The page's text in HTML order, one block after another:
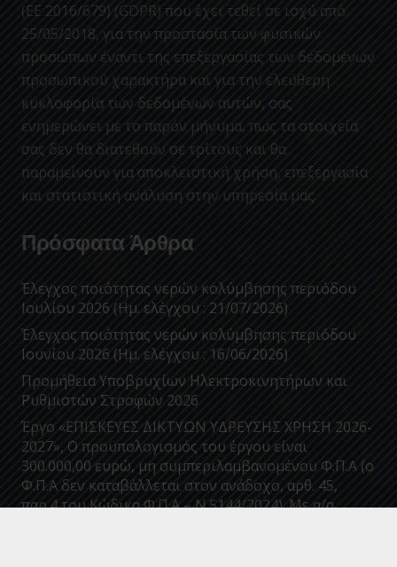
(ΕΕ 2016/679) (GDPR) που έχει τεθεί σε ισχύ από
25/05/2018, για την προστασία των φυσικών
προσώπων έναντι της επεξεργασίας των δεδομένων
προσωπικού χαρακτήρα και για την ελεύθερη
κυκλοφορία των δεδομένων αυτών, σας
ενημερώνει με το παρόν μήνυμα, πως τα στοιχεία
σας δεν θα διατεθούν σε τρίτους και θα
παραμείνουν για αποκλειστική χρήση, επεξεργασία
και στατιστική ανάλυση στην υπηρεσία μας.
Πρόσφατα Άρθρα
Έλεγχος ποιότητας νερών κολύμβησης περιόδου
Ιουλίου 2026 (Ημ. ελέγχου : 21/07/2026)
Έλεγχος ποιότητας νερών κολύμβησης περιόδου
Ιουνίου 2026 (Ημ. ελέγχου : 16/06/2026)
Προμήθεια Υποβρυχίων Ηλεκτροκινητήρων και
Ρυθμιστών Στροφών 2026
Έργο «ΕΠΙΣΚΕΥΕΣ ΔΙΚΤΥΩΝ ΥΔΡΕΥΣΗΣ ΧΡΗΣΗ 2026-
2027», Ο προϋπολογισμός του έργου είναι
300.000,00 ευρώ, μη συμπεριλαμβανομένου Φ.Π.Α (ο
Φ.Π.Α δεν καταβάλλεται στον ανάδοχο, αρθ. 45,
παρ.4 του Κώδικα Φ.Π.Α – Ν.5144/2024). Με α/α